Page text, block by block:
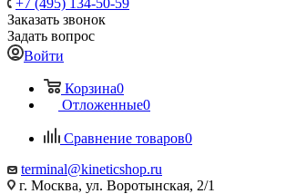
+7 (495) 134-50-59
Заказать звонок
Задать вопрос
Войти
Корзина0
Отложенные0
Сравнение товаров0
terminal@kineticshop.ru
г. Москва, ул. Воротынская, 2/1